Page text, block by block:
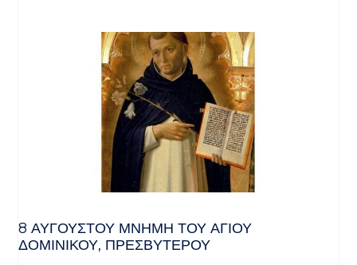
8 ΑΥΓΟΥΣΤΟΥ ΜΝΗΜΗ ΤΟΥ ΑΓΙΟΥ
ΔΟΜΙΝΙΚΟΥ, ΠΡΕΣΒΥΤΕΡΟΥ